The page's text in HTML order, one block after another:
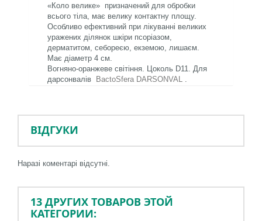
«Коло велике» призначений для обробки
всього тіла, має велику контактну площу.
Особливо ефективний при лікуванні великих
уражених ділянок шкіри псоріазом,
дерматитом, себореєю, екземою, лишаєм.
Має діаметр 4 см.
Вогняно-оранжеве світіння. Цоколь D11. Для
дарсонвалів
BactoSfera DARSONVAL
ВІДГУКИ
Наразі коментарі відсутні.
13 ДРУГИХ ТОВАРОВ ЭТОЙ
КАТЕГОРИИ: